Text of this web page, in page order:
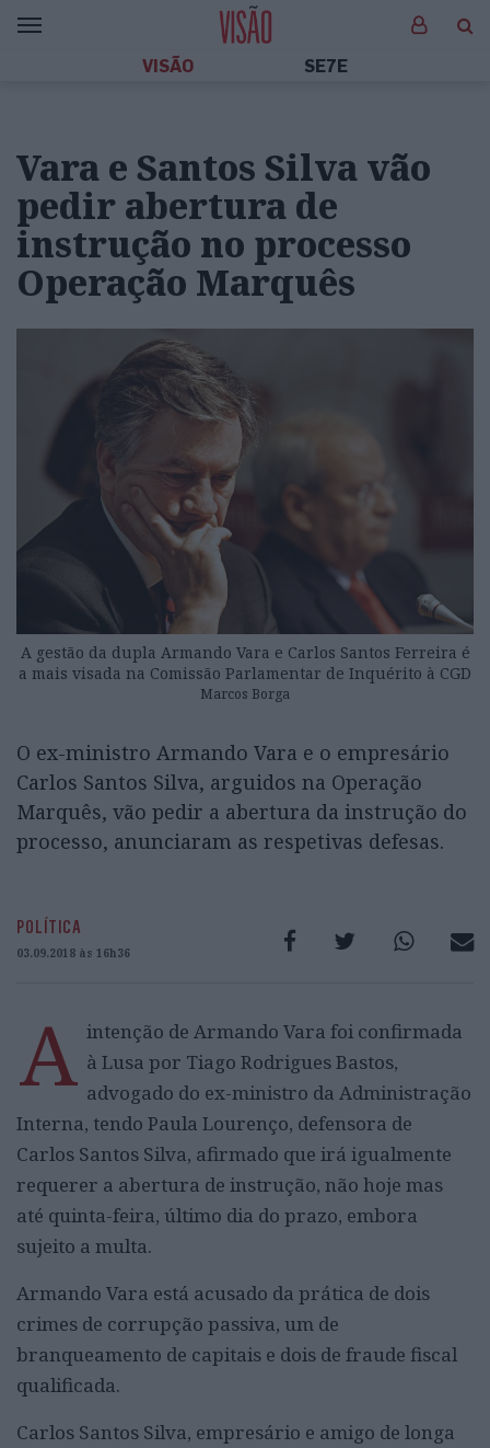
VISÃO SE7E
Vara e Santos Silva vão
pedir abertura de
instrução no processo
Operação Marquês
A gestão da dupla Armando Vara e Carlos Santos Ferreira é
a mais visada na Comissão Parlamentar de Inquérito à CGD
Marcos Borga
O ex-ministro Armando Vara e o empresário
Carlos Santos Silva, arguidos na Operação
Marquês, vão pedir a abertura da instrução do
processo, anunciaram as respetivas defesas.
POLÍTICA
03.09.2018 às 16h36
A intenção de Armando Vara foi confirmada
à Lusa por Tiago Rodrigues Bastos,
advogado do ex-ministro da Administração
Interna, tendo Paula Lourenço, defensora de
Carlos Santos Silva, afirmado que irá igualmente
requerer a abertura de instrução, não hoje mas
até quinta-feira, último dia do prazo, embora
sujeito a multa.
Armando Vara está acusado da prática de dois
crimes de corrupção passiva, um de
branqueamento de capitais e dois de fraude fiscal
qualificada.
Carlos Santos Silva, empresário e amigo de longa